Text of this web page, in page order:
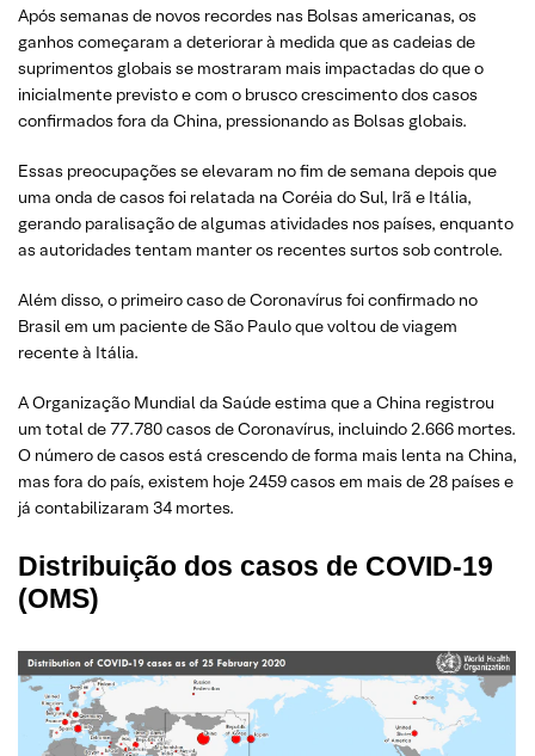
Após semanas de novos recordes nas Bolsas americanas, os
ganhos começaram a deteriorar à medida que as cadeias de
suprimentos globais se mostraram mais impactadas do que o
inicialmente previsto e com o brusco crescimento dos casos
confirmados fora da China, pressionando as Bolsas globais.
Essas preocupações se elevaram no fim de semana depois que
uma onda de casos foi relatada na Coréia do Sul, Irã e Itália,
gerando paralisação de algumas atividades nos países, enquanto
as autoridades tentam manter os recentes surtos sob controle.
Além disso, o primeiro caso de Coronavírus foi confirmado no
Brasil em um paciente de São Paulo que voltou de viagem
recente à Itália.
A Organização Mundial da Saúde estima que a China registrou
um total de 77.780 casos de Coronavírus, incluindo 2.666 mortes.
O número de casos está crescendo de forma mais lenta na China,
mas fora do país, existem hoje 2459 casos em mais de 28 países e
já contabilizaram 34 mortes.
Distribuição dos casos de COVID-19
(OMS)